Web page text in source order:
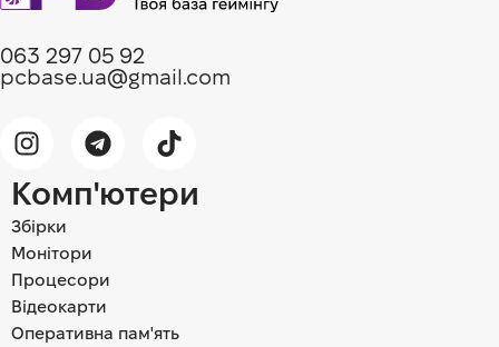
063 297 05 92
pcbase.ua@gmail.com
Комп'ютери
Збірки
Монітори
Процесори
Відеокарти
Оперативна пам'ять